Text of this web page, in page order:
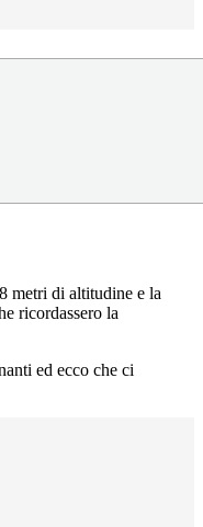
metri di altitudine e la
ricordassero la
ed ecco che ci